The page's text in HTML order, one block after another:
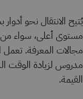
يُتيح الانتقال نحو
مستوى أعلى، سواء
مجالات المعرفة.
مدروس لزيادة الوقت
القيمة.